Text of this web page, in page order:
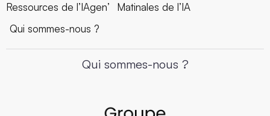
Ressources de l’IAgen’
Matinales de l’IA
Qui sommes-nous ?
Qui sommes-nous ?